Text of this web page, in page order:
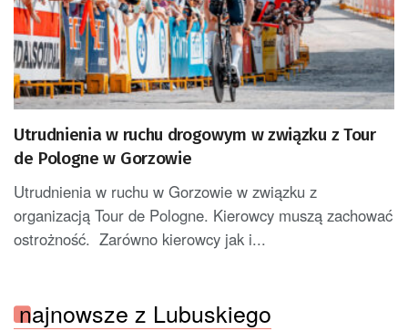
Utrudnienia w ruchu drogowym w związku z Tour
de Pologne w Gorzowie
Utrudnienia w ruchu w Gorzowie w związku z
organizacją Tour de Pologne. Kierowcy muszą zachować
ostrożność. Zarówno kierowcy jak i...
najnowsze z Lubuskiego